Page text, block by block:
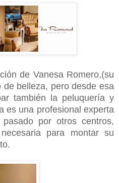
de Vanesa Romero,(su
belleza, pero desde esa
también la peluquería y
es una profesional experta
por otros centros,
para montar su